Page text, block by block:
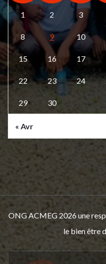
1 2 3
8 9 10
15 16 17
22 23 24
29 30
« Avr
ONG ACMEG 2026 une
le bien être